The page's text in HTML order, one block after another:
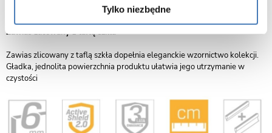
Tylko niezbędne
Zawias zlicowany z taflą szkła
Zawias zlicowany z taflą szkła dopełnia eleganckie wzornictwo kolekcji.
Gładka, jednolita powierzchnia produktu ułatwia jego utrzymanie w
czystości